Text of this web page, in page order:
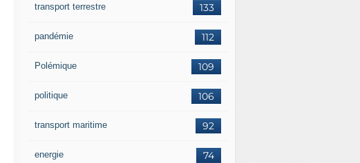
133
transport terrestre
112
pandémie
109
Polémique
106
politique
92
transport maritime
74
energie